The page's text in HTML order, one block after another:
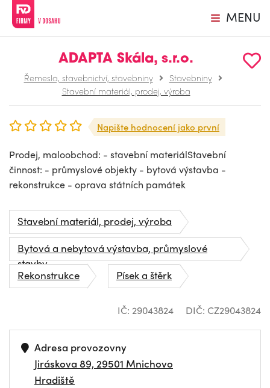
MENU
ADAPTA Skála, s.r.o.
Řemesla, stavebnictví, stavebniny
Stavebniny
Stavební materiál, prodej, výroba
Napište hodnocení jako první
Prodej, maloobchod: - stavební materiálStavební
činnost: - průmyslové objekty - bytová výstavba -
rekonstrukce - oprava státních památek
Stavební materiál, prodej, výroba
Bytová a nebytová výstavba, průmyslové
stavby
Rekonstrukce
Písek a štěrk
IČ: 29043824 DIČ: CZ29043824
Adresa provozovny
Jiráskova 89, 29501 Mnichovo
Hradiště